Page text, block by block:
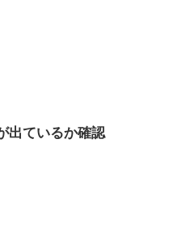
出ているか確認